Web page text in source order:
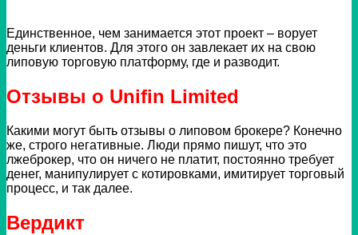
Единственное, чем занимается этот проект – ворует
деньги клиентов. Для этого он завлекает их на свою
липовую торговую платформу, где и разводит.
Отзывы о Unifin Limited
Какими могут быть отзывы о липовом брокере? Конечно
же, строго негативные. Люди прямо пишут, что это
лжеброкер, что он ничего не платит, постоянно требует
денег, манипулирует с котировками, имитирует торговый
процесс, и так далее.
Вердикт